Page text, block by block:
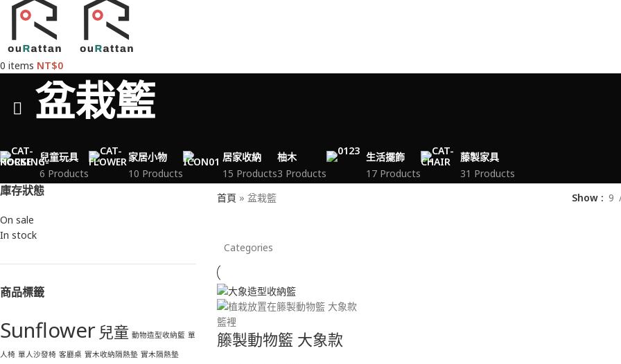
0 items NT$0
盆栽籃
兒童玩具
6 Products
家居小物
10 Products
居家收納
15 Products
柚木
3 Products
生活擺飾
17 Products
藤製家具
31 Products
庫存狀態
On sale
In stock
商品標籤
Sunflower 兒童 動物造型收納籃 單
人椅 單人沙發椅 客廳桌 實木收納隔熱墊 實木隔熱墊
首頁 » 盆栽籃 Show 9
Categories
籐製動物籃 大象款